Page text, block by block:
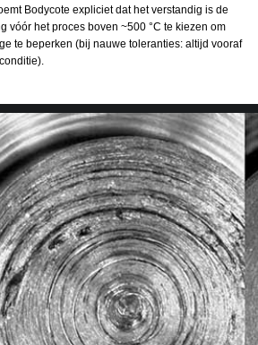
Bodycote expliciet dat het verstandig is de
vóór het proces boven ~500 °C te kiezen om
te beperken (bij nauwe toleranties: altijd vooraf